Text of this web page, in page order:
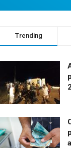
Trending